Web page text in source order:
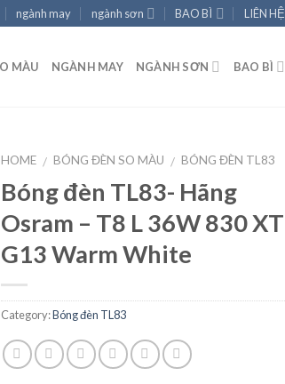
ngành may ngành sơn BAO BÌ LIÊN HỆ
MÀU NGÀNH MAY NGÀNH SƠN BAO BÌ
HOME / BÓNG ĐÈN SO MÀU / BÓNG ĐÈN TL83
Bóng đèn TL83- Hãng
Osram – T8 L 36W 830 XT
G13 Warm White
Category:Bóng đèn TL83